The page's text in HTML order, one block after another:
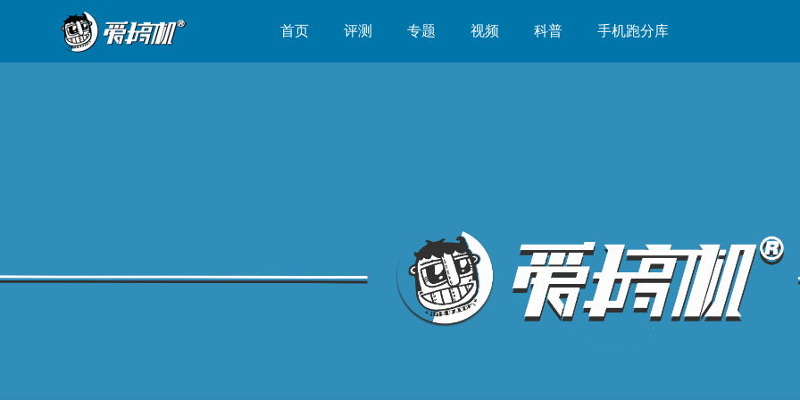
首页 评测 专题 视频 科普 手机跑分库